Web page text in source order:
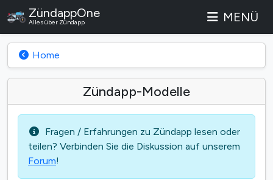
ZündappOne
Alles über Zündapp MENÜ
Home
Zündapp-Modelle
Fragen / Erfahrungen zu Zündapp lesen oder
teilen? Verbinden Sie die Diskussion auf unserem
Forum!